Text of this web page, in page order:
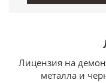
Лицензия на
металла и